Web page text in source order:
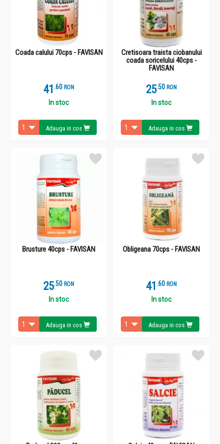
Coada calului 70cps - FAVISAN
41 .6 RON
In stoc
Adauga in cos
Cretisoara traista ciobanului
coada soricelului 40cps -
FAVISAN
25.5 RON
In stoc
Adauga in cos
Brusture 40cps - FAVISAN
25.5 RON
In stoc
Adauga in cos
Obligeana 70cps - FAVISAN
41 .6 RON
In stoc
Adauga in cos